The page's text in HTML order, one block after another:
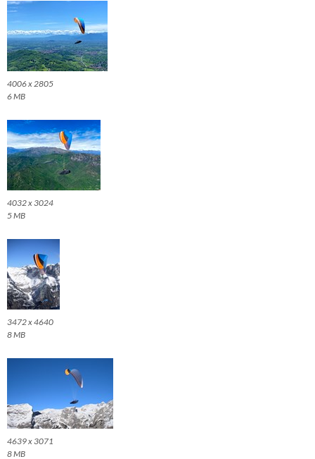
4006 x 2805
6 MB
4032 x 3024
5 MB
3472 x 4640
8 MB
4639 x 3071
8 MB